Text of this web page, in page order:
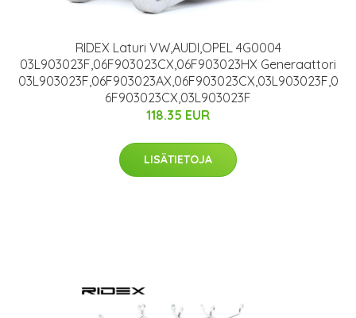
RIDEX Laturi VW,AUDI,OPEL 4G0004
03L903023F,06F903023CX,06F903023HX Generaattori
03L903023F,06F903023AX,06F903023CX,03L903023F,0
6F903023CX,03L903023F
118.35 EUR
LISÄTIETOJA